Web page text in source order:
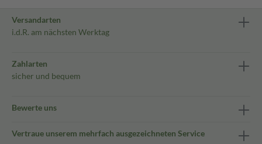
Versandarten
i.d.R. am nächsten Werktag
Zahlarten
sicher und bequem
Bewerte uns
Vertraue unserem mehrfach ausgezeichneten Service